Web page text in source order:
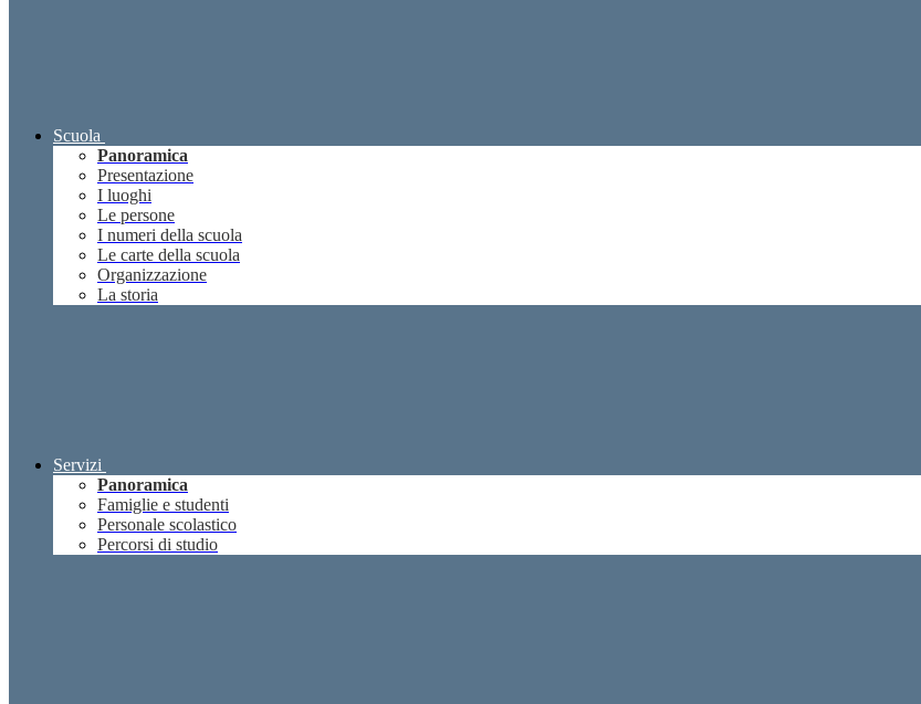
Scuola
Panoramica
Presentazione
I luoghi
Le persone
I numeri della scuola
Le carte della scuola
Organizzazione
La storia
Servizi
Panoramica
Famiglie e studenti
Personale scolastico
Percorsi di studio